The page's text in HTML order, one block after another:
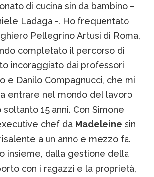
di cucina sin da bambino –
Ladaga -. Ho frequentato
Pellegrino Artusi di Roma,
completato il percorso di
incoraggiato dai professori
e Danilo Compagnucci, che mi
entrare nel mondo del lavoro
15 anni. Con Simone
chef da Madeleine sin
a un anno e mezzo fa.
insieme, dalla gestione della
con i ragazzi e la proprietà,